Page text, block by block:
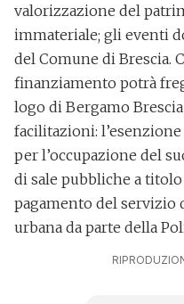
valorizzazione del
immateriale; gli eventi
del Comune di Brescia.
finanziamento potrà
logo di Bergamo
facilitazioni:
per l’occupazione del
di sale pubbliche a
pagamento del servizio
urbana da parte della